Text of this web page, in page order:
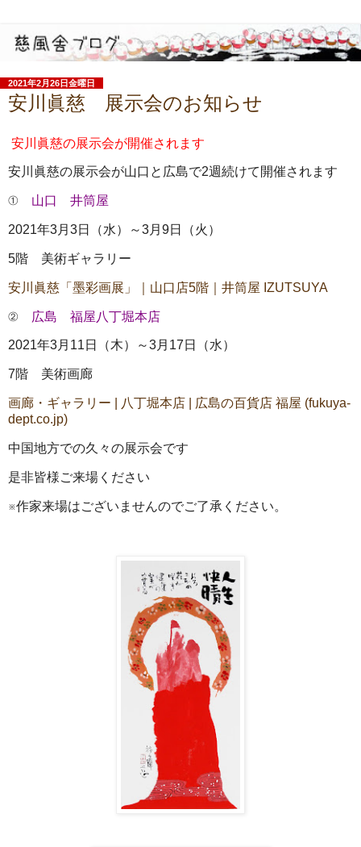
2021年2月26日金曜日
安川眞慈 展示会のお知らせ
安川眞慈の展示会が開催されます
安川眞慈の展示会が山口と広島で2週続けて開催されます
① 山口 井筒屋
2021年3月3日（水）～3月9日（火）
5階 美術ギャラリー
安川眞慈「墨彩画展」｜山口店5階｜井筒屋 IZUTSUYA
② 広島 福屋八丁堀本店
2021年3月11日（木）～3月17日（水）
7階 美術画廊
画廊・ギャラリー | 八丁堀本店 | 広島の百貨店 福屋 (fukuya-
dept.co.jp)
中国地方での久々の展示会です
是非皆様ご来場ください
※作家来場はございませんのでご了承ください。